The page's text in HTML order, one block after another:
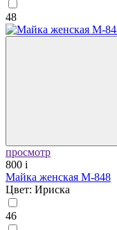
48
просмотр
800 i
Майка женская М-848
Цвет: Ириска
46